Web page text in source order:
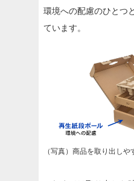
環境への配慮のひとつ
ています。
（写真）商品を取り出しや